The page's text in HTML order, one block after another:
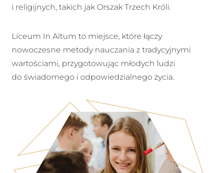
i religijnych, takich jak Orszak Trzech Króli.
Liceum In Altum to miejsce, które łączy
nowoczesne metody nauczania z tradycyjnymi
wartościami, przygotowując młodych ludzi
do świadomego i odpowiedzialnego życia.